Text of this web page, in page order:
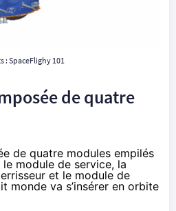
: SpaceFlighy 101
de quatre
de quatre modules empilés
module de service, la
et le module de
monde va s’insérer en orbite